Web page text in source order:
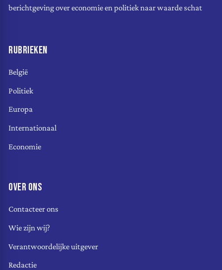
berichtgeving over economie en politiek naar waarde schat
RUBRIEKEN
België
Politiek
Europa
Internationaal
Economie
OVER ONS
Contacteer ons
Wie zijn wij?
Verantwoordelijke uitgever
Redactie